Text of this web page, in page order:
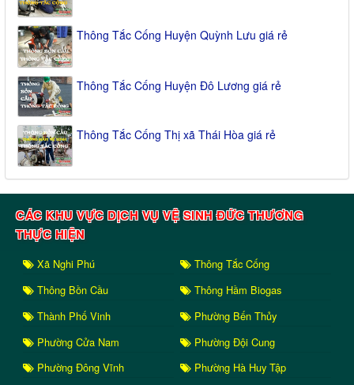
Thông Tắc Cống Huyện Quỳnh Lưu giá rẻ
Thông Tắc Cống Huyện Đô Lương giá rẻ
Thông Tắc Cống Thị xã Thái Hòa giá rẻ
CÁC KHU VỰC DỊCH VỤ VỆ SINH ĐỨC THƯƠNG
THỰC HIỆN
Xã Nghi Phú
Thông Tắc Cống
Thông Bồn Cầu
Thông Hầm Biogas
Thành Phố Vinh
Phường Bến Thủy
Phường Cửa Nam
Phường Đội Cung
Phường Đông Vĩnh
Phường Hà Huy Tập